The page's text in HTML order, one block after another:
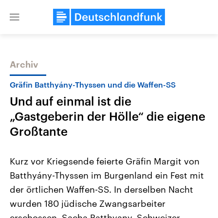
Close
Themen
2026
Alle Informationen
Sachsen-Anhalt wählt am 6.
September 2026 einen neuen
Landtag. Seit 2021 wird das
Bundesland von einer Koalition aus
Aktuelle Beiträge,
Hintergründe
Wirtschaftlich und
gehören die Vereinigten
den mächtigsten Ländern
mit großem Einfluss auf
Archiv
Gräfin Batthyány-Thyssen und die Waffen-SS
Und auf einmal ist die
„Gastgeberin der Hölle“ die eigene
Großtante
Kurz vor Kriegsende feierte Gräfin Margit von
Batthyány-Thyssen im Burgenland ein Fest mit
der örtlichen Waffen-SS. In derselben Nacht
wurden 180 jüdische Zwangsarbeiter